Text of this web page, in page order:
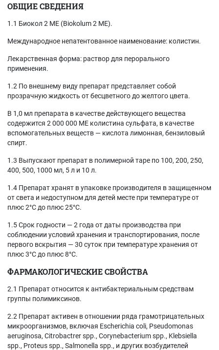
ОБЩИЕ СВЕДЕНИЯ
1.1 Биокол 2 ME (Biokolum 2 ME).
Международное непатентованное наименование: колистин.
Лекарственная форма: раствор для перорального
применения.
1.2 По внешнему виду препарат представляет собой
прозрачную жидкость от бесцветного до желтого цвета.
В 1,0 мл препарата в качестве действующего вещества
содержится 2 000 000 МЕ колистина сульфата, в качестве
вспомогательных веществ — кислота лимонная, бензиловый
спирт.
1.3 Выпускают препарат в полимерной таре по 100, 200, 250,
400, 500, 1000 мл, 5 л и 10 л.
1.4 Препарат хранят в упаковке производителя в защищенном
от света и недоступном для детей месте при температуре от
плюс 2°С до плюс 25°С.
1.5 Срок годности — 2 года от даты производства при
соблюдении условий хранения и транспортирования, после
первого вскрытия — 30 суток при температуре хранения от
плюс 3°С до плюс 8°С.
ФАРМАКОЛОГИЧЕСКИЕ СВОЙСТВА
2.1 Препарат относится к антибактериальным средствам
группы полимиксинов.
2.2 Препарат активен в отношении ряда грамотрицательных
микроорганизмов, включая Escherichia coli, Pseudomonas
aeruginosa, Citrobactrer spp., Corynebacterium spp., Klebsiella
spp., Proteus spp., Salmonella spp., и других возбудителей